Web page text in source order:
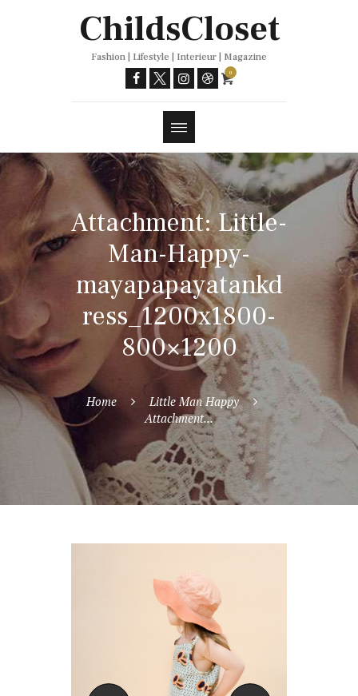
ChildsCloset
Fashion | Lifestyle | Interieur | Magazine
0
Attachment: Little-
Man-Happy-
mayapapayatankd
ress_1200x1800-
800×1200
Home
Little Man Happy
Attachment...